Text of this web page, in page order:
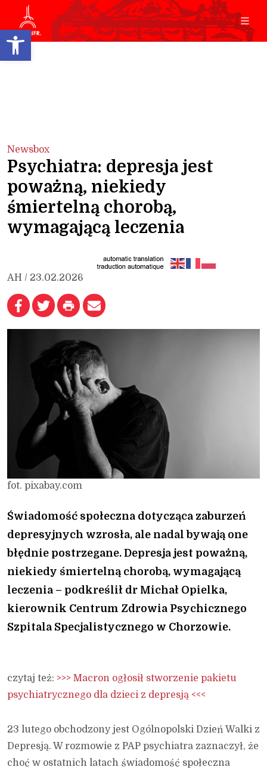
Open toolbar
Newsbox
Psychiatra: depresja jest
poważną, niekiedy
śmiertelną chorobą,
wymagającą leczenia
AH / 23.02.2026
fot. pixabay.com
Świadomość społeczna dotycząca zaburzeń
depresyjnych wzrosła, ale nadal bywają one
błędnie postrzegane. Depresja jest poważną,
niekiedy śmiertelną chorobą, wymagającą
leczenia – podkreślił dr Michał Opielka,
kierownik Centrum Zdrowia Psychicznego
Szpitala Specjalistycznego w Chorzowie.
czytaj też: >>> Macron ogłosił stworzenie pakietu
psychiatrycznego dla dzieci z depresją <<<
23 lutego obchodzony jest Ogólnopolski Dzień Walki z
Depresją. W rozmowie z PAP psychiatra zaznaczył, że
choć w ostatnich latach świadomość społeczna